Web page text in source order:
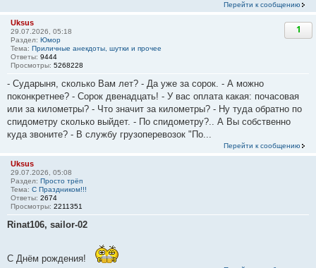
Перейти к сообщению
Uksus
29.07.2026, 05:18
Раздел: Юмор
Тема: Приличные анекдоты, шутки и прочее
Ответы: 9444
Просмотры: 5268228
1
- Сударыня, сколько Вам лет? - Да уже за сорок. - А можно
поконкретнее? - Сорок двенадцать! - У вас оплата какая: почасовая
или за километры? - Что значит за километры? - Ну туда обратно по
спидометру сколько выйдет. - По спидометру?.. А Вы собственно
куда звоните? - В службу грузоперевозок "По...
Перейти к сообщению
Uksus
29.07.2026, 05:08
Раздел: Просто трёп
Тема: С Праздником!!!
Ответы: 2674
Просмотры: 2211351
Rinat106, sailor-02
С Днём рождения!